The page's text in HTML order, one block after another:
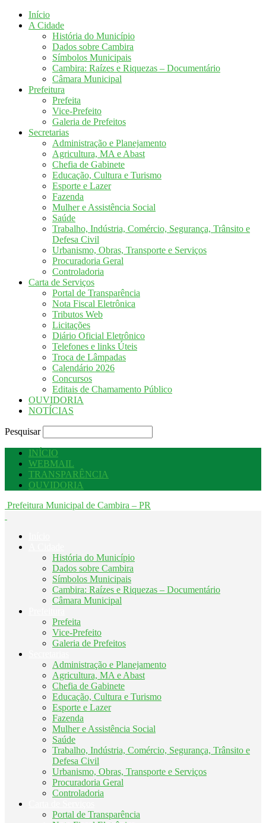
Início
A Cidade
História do Município
Dados sobre Cambira
Símbolos Municipais
Cambira: Raízes e Riquezas – Documentário
Câmara Municipal
Prefeitura
Prefeita
Vice-Prefeito
Galeria de Prefeitos
Secretarias
Administração e Planejamento
Agricultura, MA e Abast
Chefia de Gabinete
Educação, Cultura e Turismo
Esporte e Lazer
Fazenda
Mulher e Assistência Social
Saúde
Trabalho, Indústria, Comércio, Segurança, Trânsito e
Defesa Civil
Urbanismo, Obras, Transporte e Serviços
Procuradoria Geral
Controladoria
Carta de Serviços
Portal de Transparência
Nota Fiscal Eletrônica
Tributos Web
Licitações
Diário Oficial Eletrônico
Telefones e links Úteis
Troca de Lâmpadas
Calendário 2026
Concursos
Editais de Chamamento Público
OUVIDORIA
NOTÍCIAS
Pesquisar
INÍCIO
WEBMAIL
TRANSPARÊNCIA
OUVIDORIA
Prefeitura Municipal de Cambira – PR
História do Município
Dados sobre Cambira
Símbolos Municipais
Cambira: Raízes e Riquezas – Documentário
Câmara Municipal
Prefeita
Vice-Prefeito
Galeria de Prefeitos
Administração e Planejamento
Agricultura, MA e Abast
Chefia de Gabinete
Educação, Cultura e Turismo
Esporte e Lazer
Fazenda
Mulher e Assistência Social
Saúde
Trabalho, Indústria, Comércio, Segurança, Trânsito e
Defesa Civil
Urbanismo, Obras, Transporte e Serviços
Procuradoria Geral
Controladoria
Portal de Transparência